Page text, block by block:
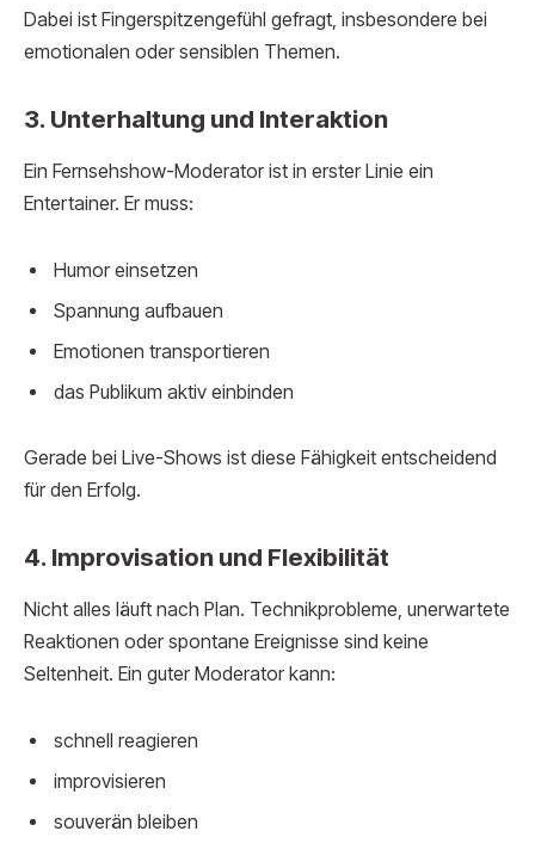
Dabei ist Fingerspitzengefühl gefragt, insbesondere bei
emotionalen oder sensiblen Themen.
3. Unterhaltung und Interaktion
Ein Fernsehshow-Moderator ist in erster Linie ein
Entertainer. Er muss:
Humor einsetzen
Spannung aufbauen
Emotionen transportieren
das Publikum aktiv einbinden
Gerade bei Live-Shows ist diese Fähigkeit entscheidend
für den Erfolg.
4. Improvisation und Flexibilität
Nicht alles läuft nach Plan. Technikprobleme, unerwartete
Reaktionen oder spontane Ereignisse sind keine
Seltenheit. Ein guter Moderator kann:
schnell reagieren
improvisieren
souverän bleiben